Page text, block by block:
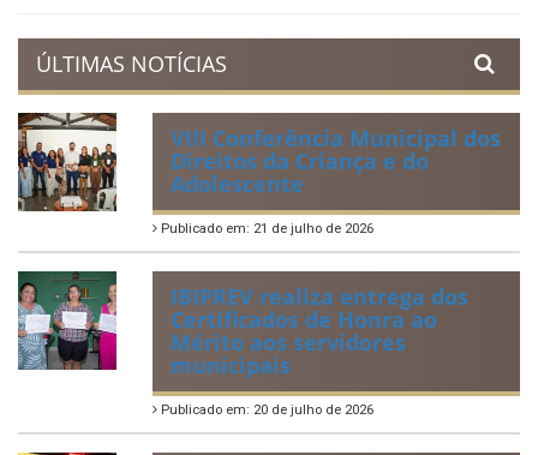
Acervo de Leis
Lei Orgânica Municipal
Regulamentação da Lei de Acesso à Informação
Perguntas Frequentemente Questionadas
ÚLTIMAS NOTÍCIAS
VIII Conferência Municipal dos
Direitos da Criança e do
Adolescente